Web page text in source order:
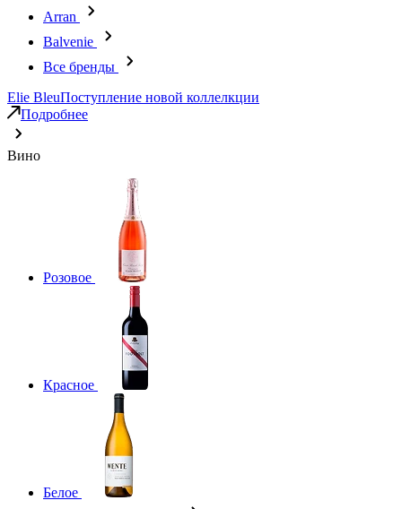
Arran
Balvenie
Все бренды
Elie BleuПоступление новой коллелкции
Подробнее
Вино
Розовое
Красное
Белое